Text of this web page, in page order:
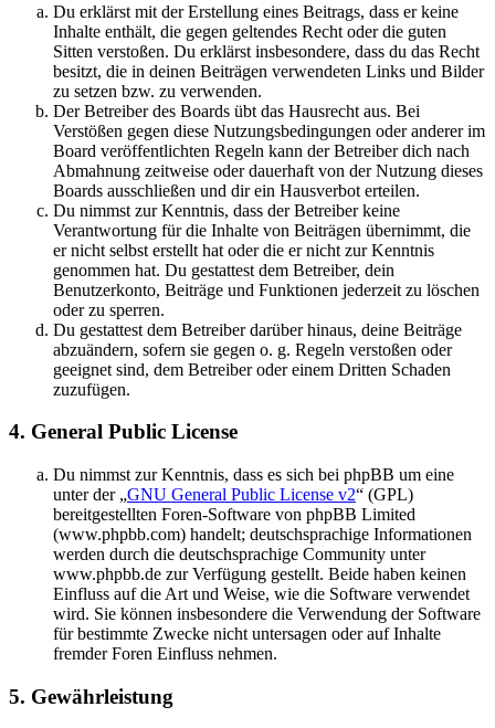
Du erklärst mit der Erstellung eines Beitrags, dass er keine
Inhalte enthält, die gegen geltendes Recht oder die guten
Sitten verstoßen. Du erklärst insbesondere, dass du das Recht
besitzt, die in deinen Beiträgen verwendeten Links und Bilder
zu setzen bzw. zu verwenden.
Der Betreiber des Boards übt das Hausrecht aus. Bei
Verstößen gegen diese Nutzungsbedingungen oder anderer im
Board veröffentlichten Regeln kann der Betreiber dich nach
Abmahnung zeitweise oder dauerhaft von der Nutzung dieses
Boards ausschließen und dir ein Hausverbot erteilen.
Du nimmst zur Kenntnis, dass der Betreiber keine
Verantwortung für die Inhalte von Beiträgen übernimmt, die
er nicht selbst erstellt hat oder die er nicht zur Kenntnis
genommen hat. Du gestattest dem Betreiber, dein
Benutzerkonto, Beiträge und Funktionen jederzeit zu löschen
oder zu sperren.
Du gestattest dem Betreiber darüber hinaus, deine Beiträge
abzuändern, sofern sie gegen o. g. Regeln verstoßen oder
geeignet sind, dem Betreiber oder einem Dritten Schaden
zuzufügen.
4. General Public License
Du nimmst zur Kenntnis, dass es sich bei phpBB um eine
unter der „GNU General Public License v2“ (GPL)
bereitgestellten Foren-Software von phpBB Limited
(www.phpbb.com) handelt; deutschsprachige Informationen
werden durch die deutschsprachige Community unter
www.phpbb.de zur Verfügung gestellt. Beide haben keinen
Einfluss auf die Art und Weise, wie die Software verwendet
wird. Sie können insbesondere die Verwendung der Software
für bestimmte Zwecke nicht untersagen oder auf Inhalte
fremder Foren Einfluss nehmen.
5. Gewährleistung